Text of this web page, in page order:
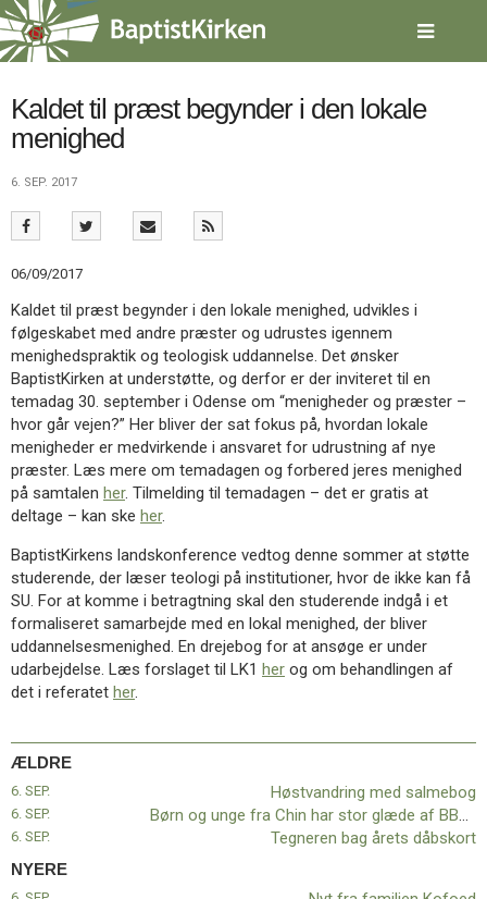
Spring
menu
over
gå
indholdVend
forsiden
Forside
3.0:
Kalender
4.0:
Inspiration
5.0:
Værktøjskassen
6.0:
Mission
7.0:
Om
BaptistKirken
8.0:
Kontakt
9.0:
Forside
10.0:
Nyheder
11.0:
Kalender
12.0:
Inspiration
13.0:
Værktøjskassen
Mission
15.0:
Om
BaptistKirken
16.0:
Kontakt
Næste
indlæg:
fra
familien
Kofoed
indlæg:
Høstvandring
salmebog
Kaldet til præst begynder i den lokale
menighed
6. SEP. 2017
06/09/2017
Kaldet til præst begynder i den lokale menighed, udvikles i
følgeskabet med andre præster og udrustes igennem
menighedspraktik og teologisk uddannelse. Det ønsker
BaptistKirken at understøtte, og derfor er der inviteret til en
temadag 30. september i Odense om “menigheder og præster –
hvor går vejen?” Her bliver der sat fokus på, hvordan lokale
menigheder er medvirkende i ansvaret for udrustning af nye
præster. Læs mere om temadagen og forbered jeres menighed
på samtalen her. Tilmelding til temadagen – det er gratis at
deltage – kan ske her.
BaptistKirkens landskonference vedtog denne sommer at støtte
studerende, der læser teologi på institutioner, hvor de ikke kan få
SU. For at komme i betragtning skal den studerende indgå i et
formaliseret samarbejde med en lokal menighed, der bliver
uddannelsesmenighed. En drejebog for at ansøge er under
udarbejdelse. Læs forslaget til LK1 her og om behandlingen af
det i referatet her.
ÆLDRE
6. SEP. Høstvandring med salmebog
6. SEP. Børn og unge fra Chin har stor glæde af BBU medlemskab
6. SEP. Tegneren bag årets dåbskort
NYERE